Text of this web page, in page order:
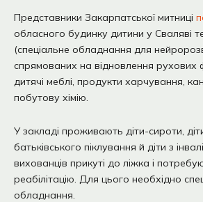
Представники Закарпатської митниці
обласного будинку дитини у Сваляві
(спеціальне обладнання для
спрямованих на відновлення рухових
дитячі меблі, продукти харчування,
побутову хімію.
У закладі проживають діти-сироти,
батьківського піклування й діти з
вихованців прикуті до ліжка і
реабілітацію. Для цього необхідно
обладнання.